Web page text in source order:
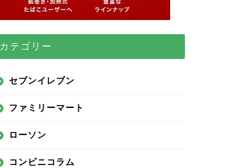
カテゴリー
セブンイレブン
ファミリーマート
ローソン
コンビニコラム